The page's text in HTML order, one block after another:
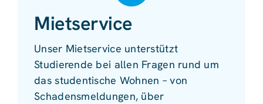
Mietservice
Unser Mietservice unterstützt
Studierende bei allen Fragen rund um
das studentische Wohnen – von
Schadensmeldungen, über